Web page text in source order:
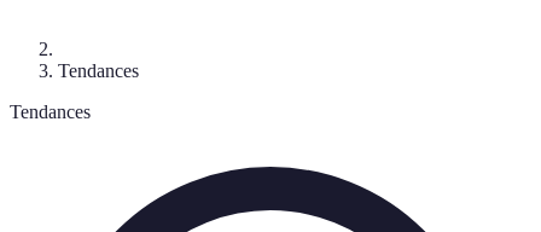
Tendances
Tendances